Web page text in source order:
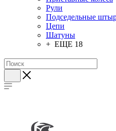
Рули
Подседельные
Цепи
Шатуны
+ ЕЩЕ 18